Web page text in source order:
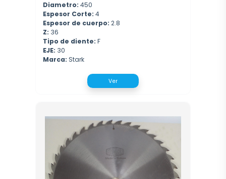
Diametro: 450
Espesor Corte: 4
Espesor de cuerpo: 2.8
Z: 36
Tipo de diente: F
EJE: 30
Marca: Stark
Ver